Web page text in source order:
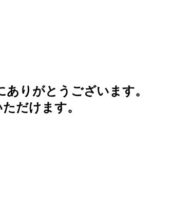
りがとうございます。
だけます。